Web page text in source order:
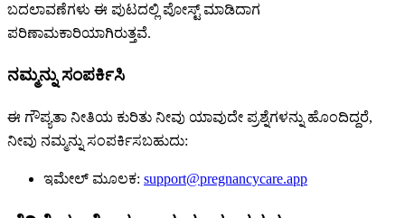
ಬದಲಾವಣೆಗಳು ಈ ಪುಟದಲ್ಲಿ ಪೋಸ್ಟ್ ಮಾಡಿದಾಗ
ಪರಿಣಾಮಕಾರಿಯಾಗಿರುತ್ತವೆ.
ನಮ್ಮನ್ನು ಸಂಪರ್ಕಿಸಿ
ಈ ಗೌಪ್ಯತಾ ನೀತಿಯ ಕುರಿತು ನೀವು ಯಾವುದೇ ಪ್ರಶ್ನೆಗಳನ್ನು ಹೊಂದಿದ್ದರೆ,
ನೀವು ನಮ್ಮನ್ನು ಸಂಪರ್ಕಿಸಬಹುದು:
ಇಮೇಲ್ ಮೂಲಕ: support@pregnancycare.app